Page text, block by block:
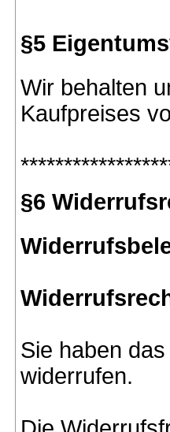
§5
Wir behalten
Kaufpreises
§6
Sie haben
widerrufen.